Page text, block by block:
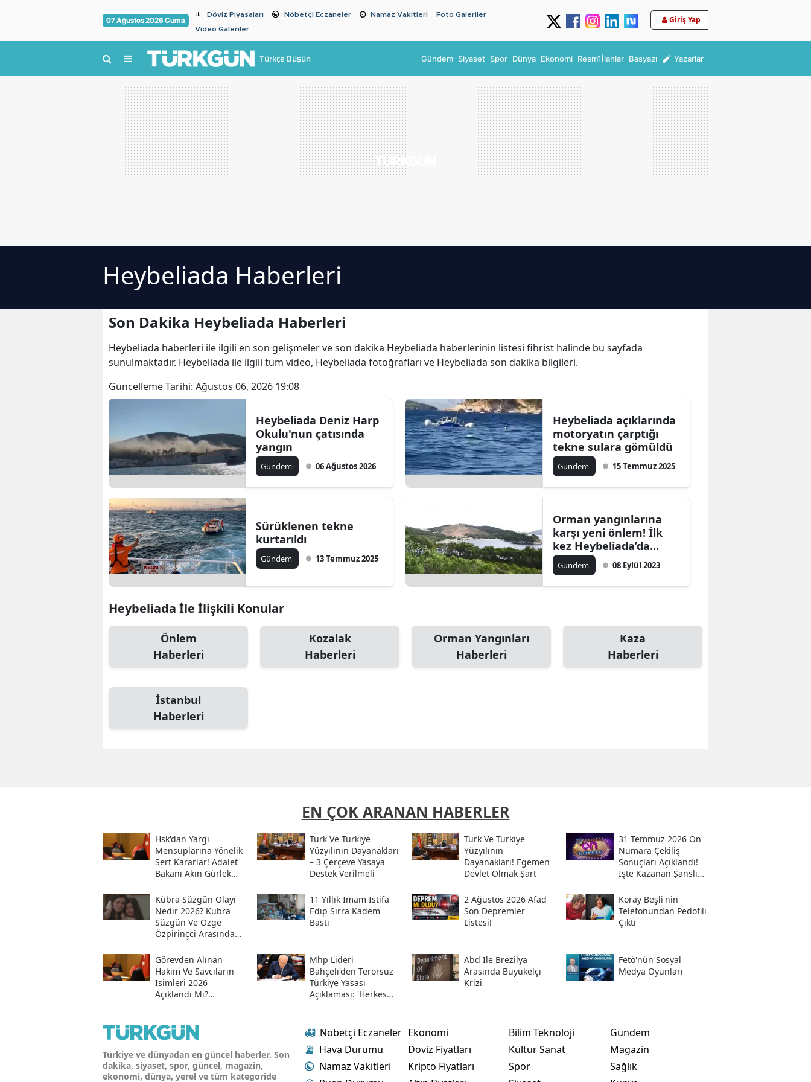
07 Ağustos 2026 Cuma
Döviz Piyasaları Nöbetçi Eczaneler Namaz Vakitleri
Foto Galeriler
Video Galeriler
Giriş Yap
Türkçe Düşün Gündem Siyaset Spor Dünya Ekonomi Resmî İlanlar Başyazı Yazarlar
Heybeliada Haberleri
Son Dakika Heybeliada Haberleri
Heybeliada haberleri ile ilgili en son gelişmeler ve son dakika Heybeliada haberlerinin listesi fihrist halinde bu sayfada
sunulmaktadır. Heybeliada ile ilgili tüm video, Heybeliada fotoğrafları ve Heybeliada son dakika bilgileri.
Güncelleme Tarihi: Ağustos 06, 2026 19:08
Heybeliada Deniz Harp
Okulu'nun çatısında
yangın
Gündem 06 Ağustos 2026
Heybeliada açıklarında
motoryatın çarptığı
tekne sulara gömüldü
Gündem 15 Temmuz 2025
Sürüklenen tekne
kurtarıldı
Gündem 13 Temmuz 2025
Orman yangınlarına
karşı yeni önlem! İlk
kez Heybeliada’da
deneniyor
Gündem 08 Eylül 2023
Heybeliada İle İlişkili Konular
Önlem
Haberleri
Kozalak
Haberleri
Orman Yangınları
Haberleri
Kaza
Haberleri
İstanbul
Haberleri
EN ÇOK ARANAN HABERLER
Hsk'dan Yargı
Mensuplarına Yönelik
Sert Kararlar! Adalet
Bakanı Akın Gürlek
Hesabından Açıkladı
Türk Ve Türkiye
Yüzyılının Dayanakları
– 3 Çerçeve Yasaya
Destek Verilmeli
Türk Ve Türkiye
Yüzyılının
Dayanakları! Egemen
Devlet Olmak Şart
31 Temmuz 2026 On
Numara Çekiliş
Sonuçları Açıklandı!
İşte Kazanan Şanslı
Sorgulama Ekranı
Kübra Süzgün Olayı
Nedir 2026? Kübra
Süzgün Ve Özge
Özpirinçci Arasında
11 Yıllık Imam Istifa
Edip Sırra Kadem
Bastı
2 Ağustos 2026 Afad
Son Depremler
Listesi!
Koray Beşli'nin
Telefonundan Pedofili
Çıktı
Görevden Alınan
Hakim Ve Savcıların
Isimleri 2026
Açıklandı Mı?
Savcılar Isim Listesi
Mhp Lideri
Bahçeli'den Terörsüz
Türkiye Yasası
Açıklaması: 'herkes
Abd Ile Brezilya
Arasında Büyükelçi
Krizi
Fetö'nün Sosyal
Medya Oyunları
Türkiye ve dünyadan en güncel haberler. Son
dakika, siyaset, spor, güncel, magazin,
ekonomi, dünya, yerel ve tüm kategoride
Nöbetçi Eczaneler
Hava Durumu
Namaz Vakitleri
Ekonomi
Döviz Fiyatları
Kripto Fiyatları
Bilim Teknoloji
Kültür Sanat
Spor
Gündem
Magazin
Sağlık